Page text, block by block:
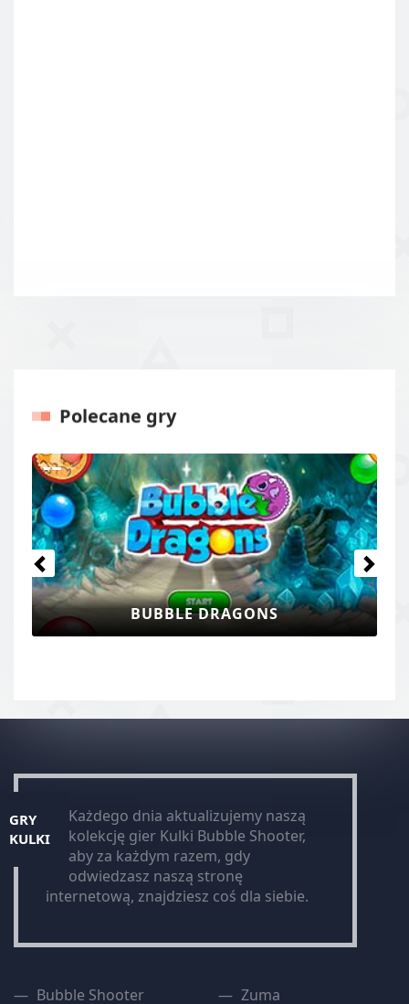
Polecane gry
BUBBLE DRAGONS
Poprzednie
GRY
KULKI
Każdego dnia aktualizujemy naszą
kolekcję gier Kulki Bubble Shooter,
aby za każdym razem, gdy
odwiedzasz naszą stronę
internetową, znajdziesz coś dla siebie.
Bubble Shooter Zuma